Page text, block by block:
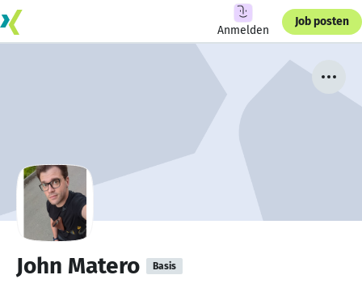
Anmelden
Job posten
John Matero Basis